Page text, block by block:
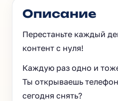
Описание
Перестаньте каждый
контент с нуля!
Каждую раз одно и
Ты открываешь
сегодня снять?